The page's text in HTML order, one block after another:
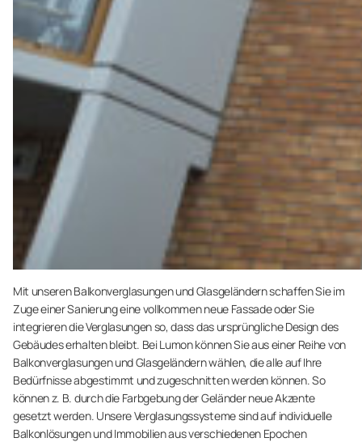
Mit unseren Balkonverglasungen und Glasgeländern schaffen Sie im
Zuge einer Sanierung eine vollkommen neue Fassade oder Sie
integrieren die Verglasungen so, dass das ursprüngliche Design des
Gebäudes erhalten bleibt. Bei Lumon können Sie aus einer Reihe von
Balkonverglasungen und Glasgeländern wählen, die alle auf Ihre
Bedürfnisse abgestimmt und zugeschnitten werden können. So
können z. B. durch die Farbgebung der Geländer neue Akzente
gesetzt werden. Unsere Verglasungssysteme sind auf individuelle
Balkonlösungen und Immobilien aus verschiedenen Epochen